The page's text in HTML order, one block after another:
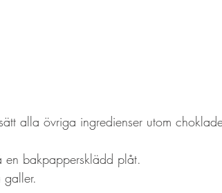
alla övriga ingredienser utom
en bakpappersklädd plåt.